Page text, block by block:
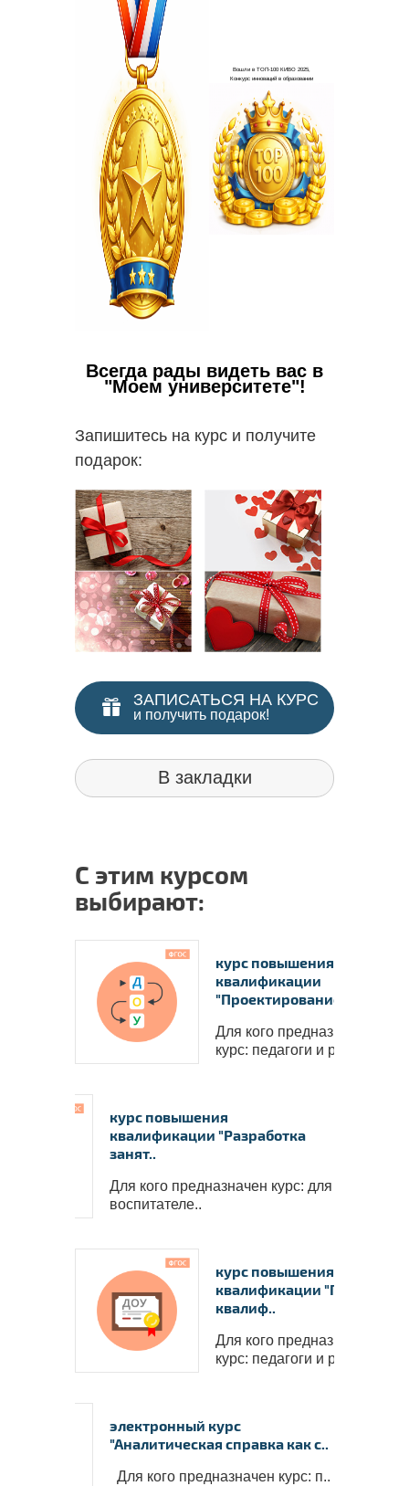
Всегда рады видеть вас в
"Моем университете"!
Запишитесь на курс и получите
подарок:
ЗАПИСАТЬСЯ НА КУРС
и получить подарок!
В закладки
С этим курсом
выбирают:
курс повышения
квалификации
"Проектирование о..
Для кого предназначен
курс: педагоги и руко..
курс повышения
квалификации "Разработка
занят..
Для кого предназначен курс: для
воспитателе..
курс повышения
квалификации
квалиф..
Для кого предназначен
курс: педагоги и руко..
электронный курс
"Аналитическая справка как с..
Для кого предназначен курс: п..